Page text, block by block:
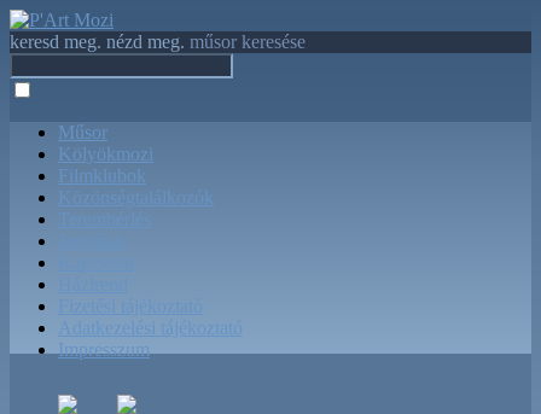
keresd meg. nézd meg. műsor keresése
Műsor
Kölyökmozi
Filmklubok
Közönségtalálkozók
Terembérlés
Jegyárak
Fizetési tájékoztató
Adatkezelési tájékoztató
Impresszum